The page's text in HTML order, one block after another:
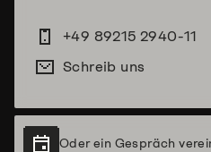
+49 89215 2940-11
Schreib uns
Oder ein Gespräch